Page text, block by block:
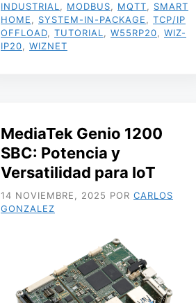
INDUSTRIAL
MODBUS MQTT
SMART
HOME
SYSTEM-IN-PACKAGE
TCP/IP
OFFLOAD
TUTORIAL W55RP20
WIZ-
IP20
WIZNET
MediaTek Genio 1200
SBC: Potencia y
Versatilidad para IoT
14 NOVIEMBRE, 2025 POR CARLOS
GONZALEZ